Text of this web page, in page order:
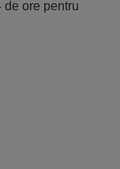
de ore pentru